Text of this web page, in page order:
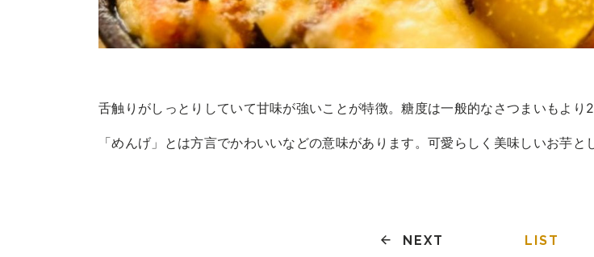
舌触りがしっとりしていて甘味が強いことが特徴。糖度は一般的なさつまいもより
「めんげ」とは方言でかわいいなどの意味があります。可愛らしく美味しいお芋と
LIST
NEXT